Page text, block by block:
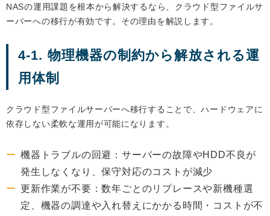
NASの運用課題を根本から解決するなら、クラウド型ファイルサ
ーバーへの移行が有効です。その理由を解説します。
4-1. 物理機器の制約から解放される運
用体制
クラウド型ファイルサーバーへ移行することで、ハードウェアに
依存しない柔軟な運用が可能になります。
機器トラブルの回避：サーバーの故障やHDD不良が
発生しなくなり、保守対応のコストが減少
更新作業が不要：数年ごとのリプレースや新機種選
定、機器の調達や入れ替えにかかる時間・コストが不